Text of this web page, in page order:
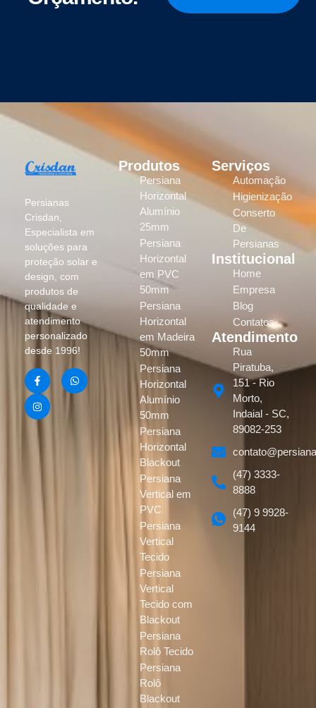
Persianas
Crisdan,
Especialista em
soluções para
proteção solar e
design, com
produtos de
qualidade e
atendimento
personalizado
desde 1996!
Produtos
Persiana
Horizontal
Alumínio
25mm
Persiana
Horizontal
em PVC
50mm
Persiana
Horizontal
em Madeira
50mm
Persiana
Horizontal
Alumínio
50mm
Persiana
Horizontal
Blackout
Persiana
Vertical em
PVC
Persiana
Vertical
Tecido
Persiana
Vertical
Tecido com
Blackout
Persiana
Rolô Tecido
Persiana
Rolô
Blackout
Serviços
Automação
Higienização
Conserto
De
Persianas
Institucional
Home
Empresa
Blog
Contatos
Atendimento
Rua
Piratuba,
151 - Rio
Morto,
Indaial - SC,
89082-253
(47) 3333-
8888
(47) 9 9928-
9144